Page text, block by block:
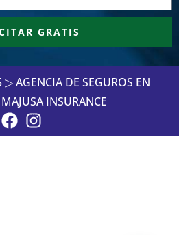
GRATIS
AGENCIA DE SEGUROS EN
INSURANCE